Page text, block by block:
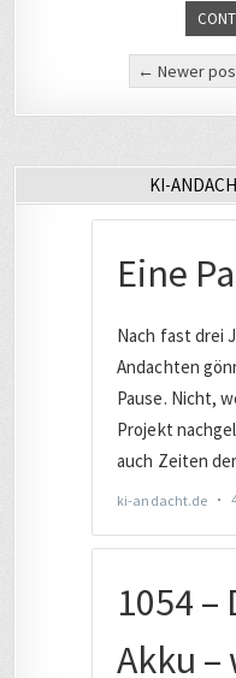
der
← Newer
KI-